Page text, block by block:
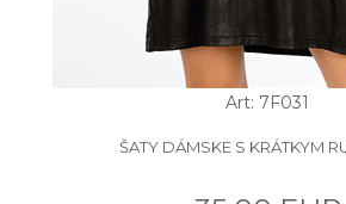
Art: 7F031
ŠATY DÁMSKE S KRÁTKYM